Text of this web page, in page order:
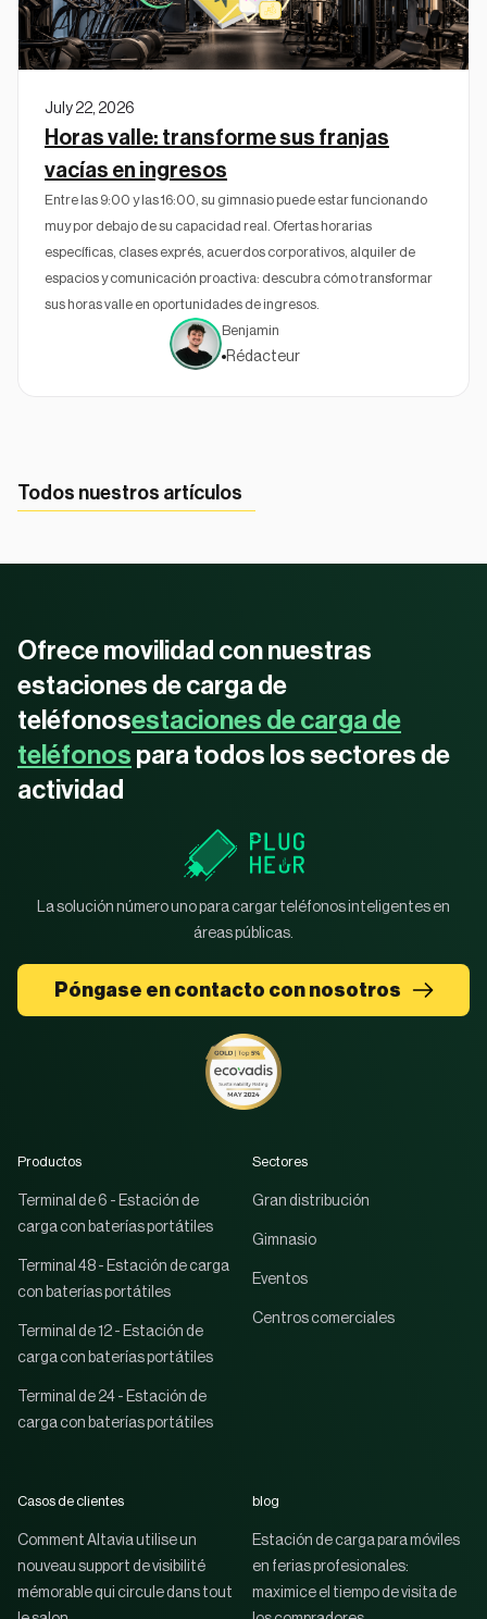
July 22, 2026
Horas valle: transforme sus franjas
vacías en ingresos
Entre las 9:00 y las 16:00, su gimnasio puede estar funcionando
muy por debajo de su capacidad real. Ofertas horarias
específicas, clases exprés, acuerdos corporativos, alquiler de
espacios y comunicación proactiva: descubra cómo transformar
sus horas valle en oportunidades de ingresos.
Benjamin
Rédacteur
Todos nuestros artículos
Ofrece movilidad con nuestras
estaciones de carga de
teléfonosestaciones de carga de
teléfonos para todos los sectores de
actividad
La solución número uno para cargar teléfonos inteligentes en
áreas públicas.
Póngase en contacto con nosotros
Productos
Terminal de 6 - Estación de
carga con baterías portátiles
Terminal 48 - Estación de carga
con baterías portátiles
Terminal de 12 - Estación de
carga con baterías portátiles
Terminal de 24 - Estación de
carga con baterías portátiles
Sectores
Gran distribución
Gimnasio
Eventos
Centros comerciales
Casos de clientes
Comment Altavia utilise un
nouveau support de visibilité
mémorable qui circule dans tout
blog
Estación de carga para móviles
en ferias profesionales:
maximice el tiempo de visita de